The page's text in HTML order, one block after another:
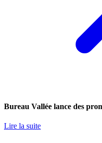
Bureau Vallée lance des
Lire la suite